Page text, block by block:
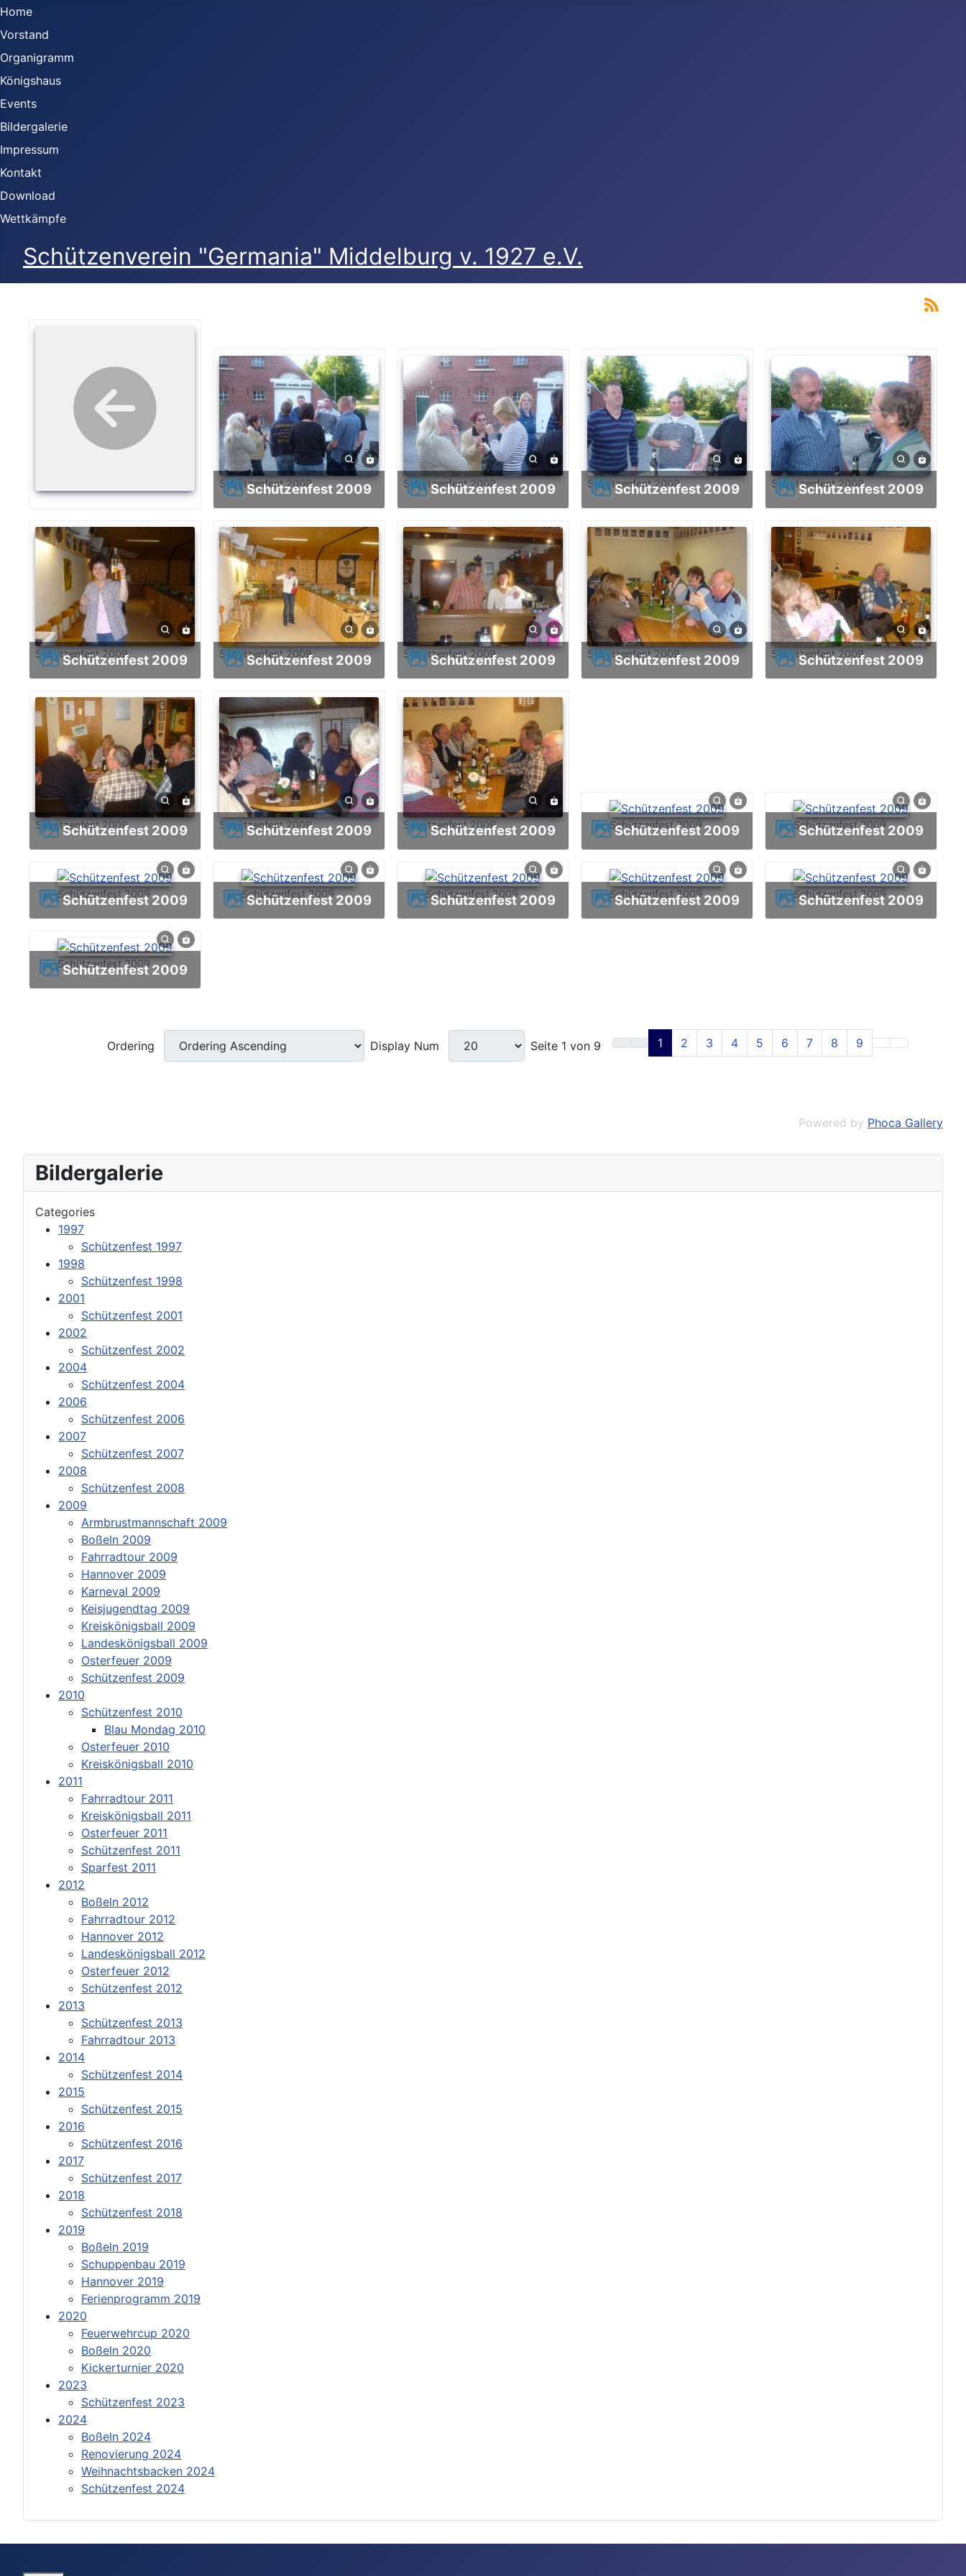
Home
Vorstand
Organigramm
Königshaus
Events
Bildergalerie
Impressum
Kontakt
Download
Wettkämpfe
Schützenverein "Germania" Middelburg v. 1927 e.V.
Bildergalerie
Categories
1997
Schützenfest 1997
1998
Schützenfest 1998
2001
Schützenfest 2001
2002
Schützenfest 2002
2004
Schützenfest 2004
2006
Schützenfest 2006
2007
Schützenfest 2007
2008
Schützenfest 2008
2009
Armbrustmannschaft 2009
Boßeln 2009
Fahrradtour 2009
Hannover 2009
Karneval 2009
Keisjugendtag 2009
Kreiskönigsball 2009
Landeskönigsball 2009
Osterfeuer 2009
Schützenfest 2009
2010
Schützenfest 2010
Blau Mondag 2010
Osterfeuer 2010
Kreiskönigsball 2010
2011
Fahrradtour 2011
Kreiskönigsball 2011
Osterfeuer 2011
Schützenfest 2011
Sparfest 2011
2012
Boßeln 2012
Fahrradtour 2012
Hannover 2012
Landeskönigsball 2012
Osterfeuer 2012
Schützenfest 2012
2013
Schützenfest 2013
Fahrradtour 2013
2014
Schützenfest 2014
2015
Schützenfest 2015
2016
Schützenfest 2016
2017
Schützenfest 2017
2018
Schützenfest 2018
2019
Boßeln 2019
Schuppenbau 2019
Hannover 2019
Ferienprogramm 2019
2020
Feuerwehrcup 2020
Boßeln 2020
Kickerturnier 2020
2023
Schützenfest 2023
2024
Boßeln 2024
Renovierung 2024
Weihnachtsbacken 2024
Schützenfest 2024
Schützenfest 2009
Schützenfest 2009 Schützenfest 2009
Schützenfest 2009 Schützenfest 2009
Schützenfest 2009 Schützenfest 2009
Schützenfest 2009
Schützenfest 2009
Schützenfest 2009 Schützenfest 2009
Schützenfest 2009 Schützenfest 2009
Schützenfest 2009 Schützenfest 2009
Schützenfest 2009 Schützenfest 2009
Schützenfest 2009
Schützenfest 2009
Schützenfest 2009 Schützenfest 2009
Schützenfest 2009 Schützenfest 2009
Schützenfest 2009 Schützenfest 2009
Schützenfest 2009 Schützenfest 2009
Schützenfest 2009
Schützenfest 2009
Schützenfest 2009 Schützenfest 2009
Schützenfest 2009 Schützenfest 2009
Schützenfest 2009 Schützenfest 2009
Schützenfest 2009 Schützenfest 2009
Schützenfest 2009
Schützenfest 2009
Schützenfest 2009
Ordering Display Num Seite 1 von 9 1 2 3 4 5 6 7 8 9
Powered by Phoca Gallery